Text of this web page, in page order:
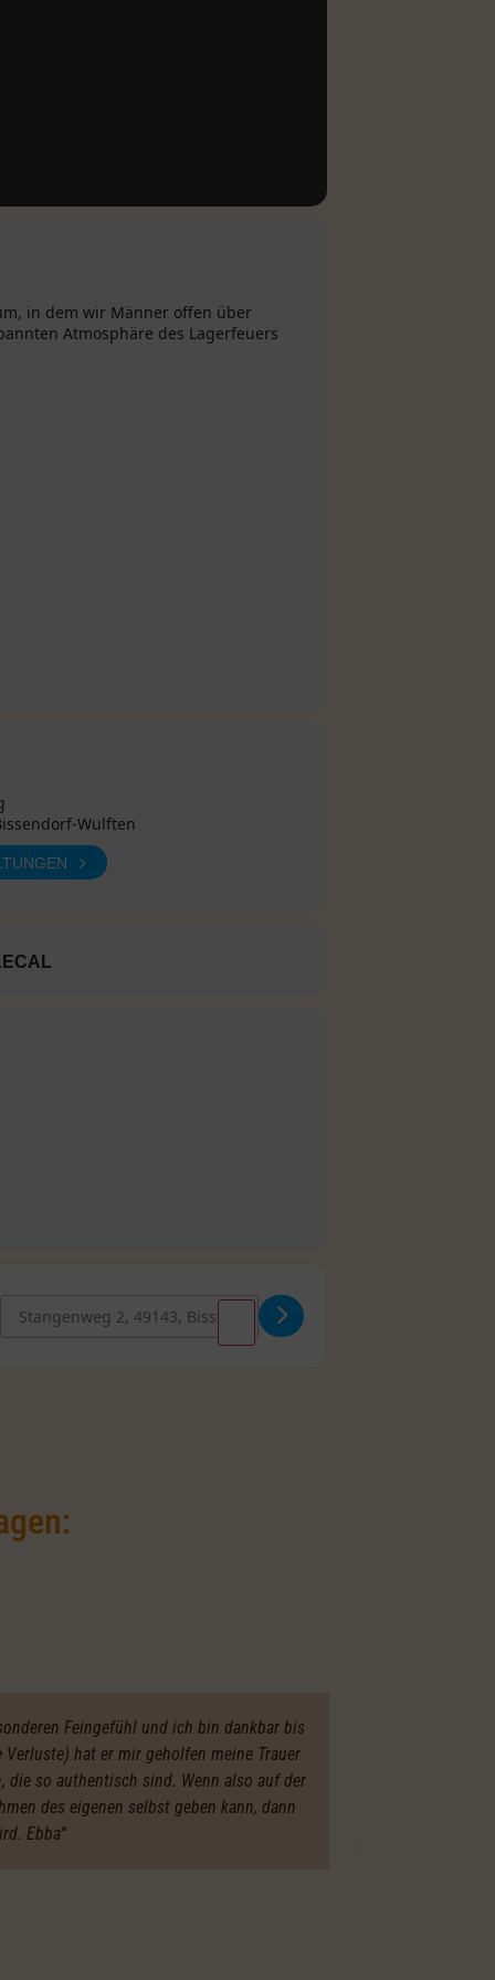
in dem wir Männer offen über
Atmosphäre des Lagerfeuers
Wulften
Destination Address – MannSein – Achtsame Männergespräche
Feingefühl und ich bin dankbar bis
hat er mir geholfen meine Trauer
die so authentisch sind. Wenn also auf der
des eigenen selbst geben kann, dann
Ebba“